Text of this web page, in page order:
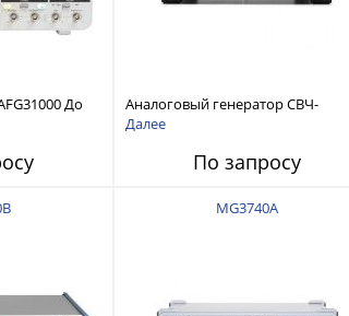
До
с
Аналоговый генератор СВЧ-
сигналов MXG серии X, от 9 кГц до
Далее
По запросу
MG3740A